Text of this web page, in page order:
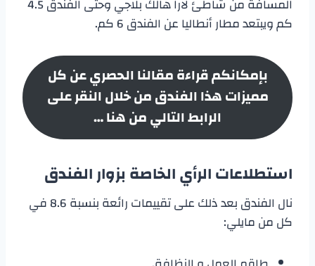
كم ويبتعد مطار أنطاليا عن الفندق 6 كم.
بإمكانكم قراءة مقالنا الحصري عن كل
مميزات هذا الفندق من خلال النقر على
الرابط التالي من هنا …
استطلاعات الرأي الخاصة بزوار الفندق
نال الفندق بعد ذلك على تقييمات رائعة بنسبة 8.6 في
كل من مايلي: